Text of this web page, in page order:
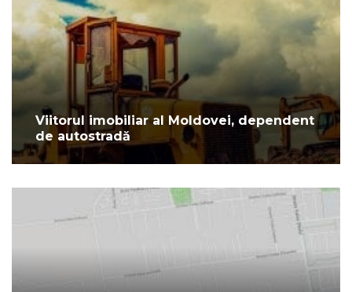
Viitorul imobiliar al Moldovei, dependent
de autostradă